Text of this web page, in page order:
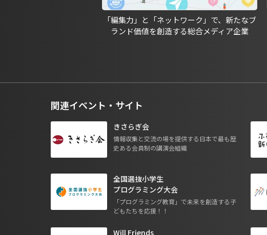
「編集力」と「ネットワーク」で、新たなブ
ランド価値を創造する総合メディア企業
関連イベント・サイト
きさらぎ会
情報収集と交流の場を提供する日本で最も歴
史ある会員制の講演会組織
全国選抜小学生
プログラミング大会
「プログラミング教育」で未来を創造する子
どもたちを応援！！
Will Friends